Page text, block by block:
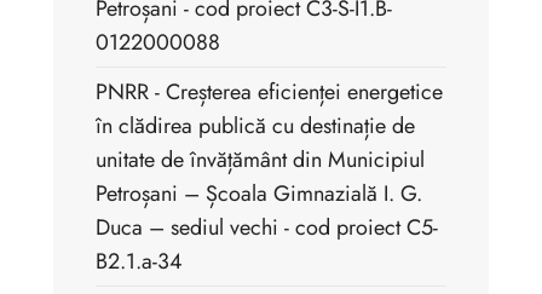
Petroșani - cod proiect C3-S-I1.B-
0122000088
PNRR - Creșterea eficienței energetice
în clădirea publică cu destinație de
unitate de învățământ din Municipiul
Petroșani – Școala Gimnazială I. G.
Duca – sediul vechi - cod proiect C5-
B2.1.a-34